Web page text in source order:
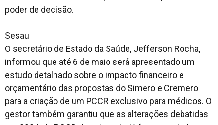
poder de decisão.
Sesau
O secretário de Estado da Saúde, Jefferson Rocha,
informou que até 6 de maio será apresentado um
estudo detalhado sobre o impacto financeiro e
orçamentário das propostas do Simero e Cremero
para a criação de um PCCR exclusivo para médicos. O
gestor também garantiu que as alterações debatidas